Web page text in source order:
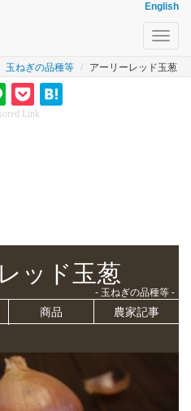
English
玉ねぎの品種等 アーリーレッド玉葱
Link
ッド玉葱
- 玉ねぎの品種等 -
商品 農家記事